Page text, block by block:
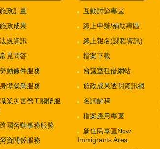
施政計畫
施政成果
法規資訊
常見問答
勞動條件服務
身障就業服務
職業災害勞工關懷服
跨國勞動事務服務
勞資關係服務
互動討論專區
線上申辦/補助專區
線上報名(課程資訊)
檔案下載
會議室租借網站
施政成果透明資訊網
名詞解釋
檔案應用專區
新住民專區New
Immigrants Area